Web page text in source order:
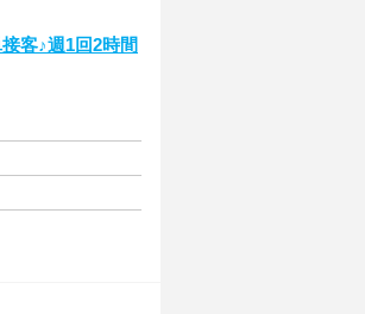
客♪週1回2時間